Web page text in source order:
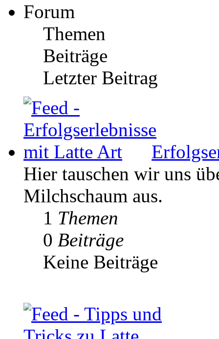
Forum
Themen
Beiträge
Letzter Beitrag
Hier tauschen wir uns
Milchschaum aus.
1 Themen
0 Beiträge
Keine Beiträge